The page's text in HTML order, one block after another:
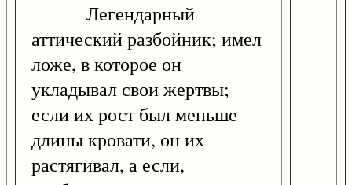
Легендарный
аттический разбойник; имел
ложе, в которое он
укладывал свои жертвы;
если их рост был меньше
длины кровати, он их
растягивал, а если,